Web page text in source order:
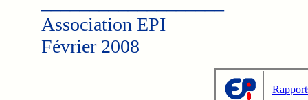
Association EPI
Février 2008